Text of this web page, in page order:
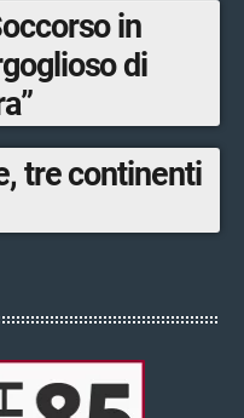
in
di
tre continenti